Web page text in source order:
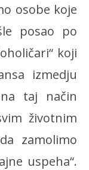
osobe koje
posao po
koji
izmedju
taj način
životnim
zamolimo
uspeha“.